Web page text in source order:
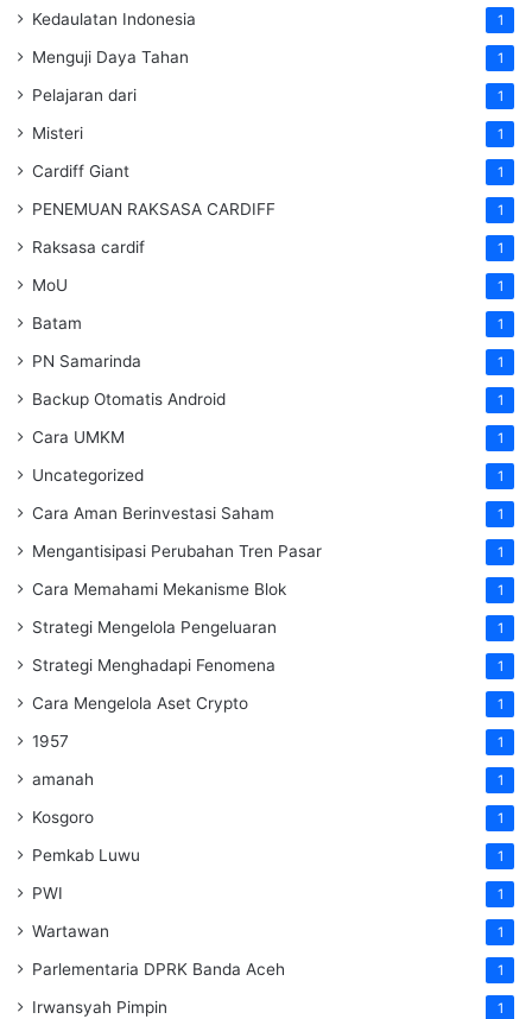
Kedaulatan Indonesia 1
Menguji Daya Tahan 1
Pelajaran dari 1
Misteri 1
Cardiff Giant 1
PENEMUAN RAKSASA CARDIFF 1
Raksasa cardif 1
MoU 1
Batam 1
PN Samarinda 1
Backup Otomatis Android 1
Cara UMKM 1
Uncategorized 1
Cara Aman Berinvestasi Saham 1
Mengantisipasi Perubahan Tren Pasar 1
Cara Memahami Mekanisme Blok 1
Strategi Mengelola Pengeluaran 1
Strategi Menghadapi Fenomena 1
Cara Mengelola Aset Crypto 1
1957 1
amanah 1
Kosgoro 1
Pemkab Luwu 1
PWI 1
Wartawan 1
Parlementaria DPRK Banda Aceh 1
Irwansyah Pimpin 1